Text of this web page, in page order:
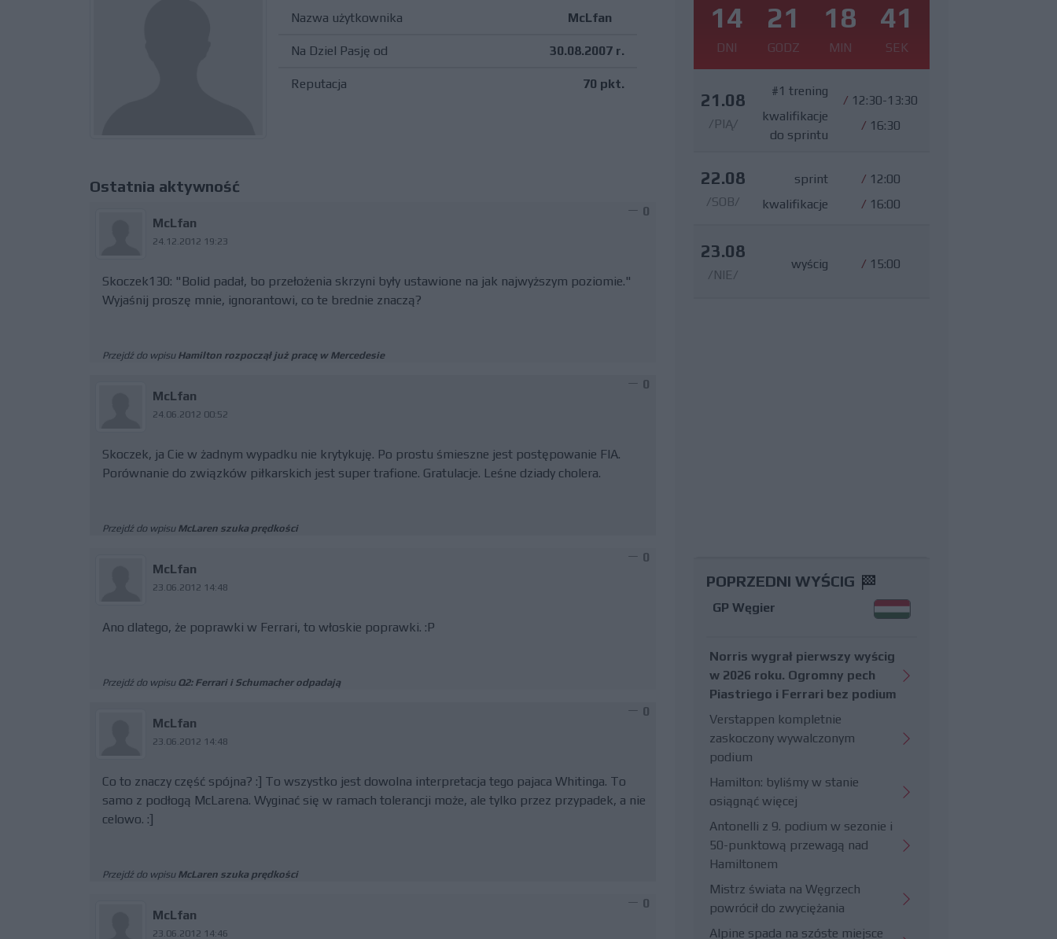
Nazwa użytkownika McLfan
Na Dziel Pasję od 30.08.2007 r.
Reputacja 70 pkt.
Ostatnia aktywność
McLfan
24.12.2012 19:23
0
Skoczek130: "Bolid padał, bo przełożenia skrzyni były ustawione na jak najwyższym poziomie."
Wyjaśnij proszę mnie, ignorantowi, co te brednie znaczą?
Przejdź do wpisu Hamilton rozpoczął już pracę w Mercedesie
McLfan
24.06.2012 00:52
0
Skoczek, ja Cie w żadnym wypadku nie krytykuję. Po prostu śmieszne jest postępowanie FIA.
Porównanie do związków piłkarskich jest super trafione. Gratulacje. Leśne dziady cholera.
Przejdź do wpisu McLaren szuka prędkości
McLfan
23.06.2012 14:48
0
Ano dlatego, że poprawki w Ferrari, to włoskie poprawki. :P
Przejdź do wpisu Q2: Ferrari i Schumacher odpadają
McLfan
23.06.2012 14:48
0
Co to znaczy część spójna? :] To wszystko jest dowolna interpretacja tego pajaca Whitinga. To
samo z podłogą McLarena. Wyginać się w ramach tolerancji może, ale tylko przez przypadek, a nie
celowo. :]
Przejdź do wpisu McLaren szuka prędkości
McLfan
23.06.2012 14:46
0
14
DNI
21
GODZ
18
MIN
40
SEK
21.08
/PIĄ/
#1 trening
kwalifikacje
do sprintu
/ 12:30-13:30
/ 16:30
22.08
/SOB/
sprint
kwalifikacje
/ 12:00
/ 16:00
23.08
/NIE/
wyścig / 15:00
POPRZEDNI WYŚCIG
GP Węgier
Norris wygrał pierwszy wyścig
w 2026 roku. Ogromny pech
Piastriego i Ferrari bez podium
Verstappen kompletnie
zaskoczony wywalczonym
podium
Hamilton: byliśmy w stanie
osiągnąć więcej
Antonelli z 9. podium w sezonie i
50-punktową przewagą nad
Hamiltonem
Mistrz świata na Węgrzech
powrócił do zwyciężania
Alpine spada na szóste miejsce